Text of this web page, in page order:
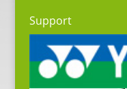
Support